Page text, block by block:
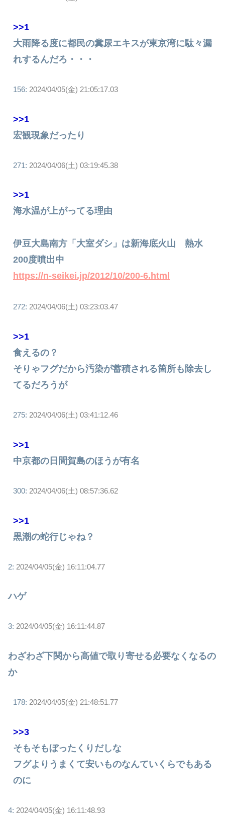
>>1
大雨降る度に都民の糞尿エキスが東京湾に駄々漏
れするんだろ・・・
156: 2024/04/05(金) 21:05:17.03
>>1
宏観現象だったり
271: 2024/04/06(土) 03:19:45.38
>>1
海水温が上がってる理由
伊豆大島南方「大室ダシ」は新海底火山 熱水
200度噴出中
https://n-seikei.jp/2012/10/200-6.html
272: 2024/04/06(土) 03:23:03.47
>>1
食えるの？
そりゃフグだから汚染が蓄積される箇所も除去し
てるだろうが
275: 2024/04/06(土) 03:41:12.46
>>1
中京都の日間賀島のほうが有名
300: 2024/04/06(土) 08:57:36.62
>>1
黒潮の蛇行じゃね？
2: 2024/04/05(金) 16:11:04.77
ハゲ
3: 2024/04/05(金) 16:11:44.87
わざわざ下関から高値で取り寄せる必要なくなるの
か
178: 2024/04/05(金) 21:48:51.77
>>3
そもそもぼったくりだしな
フグよりうまくて安いものなんていくらでもある
のに
4: 2024/04/05(金) 16:11:48.93